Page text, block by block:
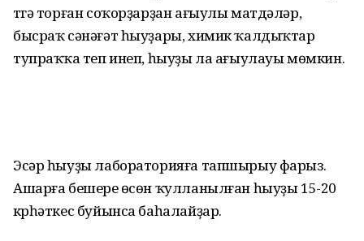
түгә торған соҡорҙарҙан ағыулы матдәләр,
бысраҡ сәнәғәт һыуҙары, химик ҡалдыҡтар
тупраҡҡа үтеп инеп, һыуҙы ла ағыулауы мөмкин.
Эсәр һыуҙы лабораторияға тапшырыу фарыз.
Ашарға бешереү өсөн ҡулланылған һыуҙы 15-20
күрһәткес буйынса баһалайҙар.